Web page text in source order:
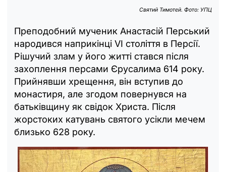
Святий Тимотей. Фото: УПЦ
Преподобний мученик Анастасій Перський
народився наприкінці VI століття в Персії.
Рішучий злам у його житті стався після
захоплення персами Єрусалима 614 року.
Прийнявши хрещення, він вступив до
монастиря, але згодом повернувся на
батьківщину як свідок Христа. Після
жорстоких катувань святого усікли мечем
близько 628 року.